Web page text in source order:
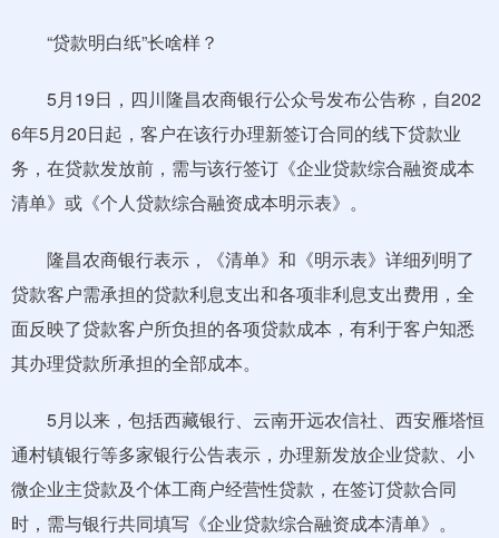
“贷款明白纸”长啥样？
5月19日，四川隆昌农商银行公众号发布公告称，自202
6年5月20日起，客户在该行办理新签订合同的线下贷款业
务，在贷款发放前，需与该行签订《企业贷款综合融资成本
清单》或《个人贷款综合融资成本明示表》。
隆昌农商银行表示，《清单》和《明示表》详细列明了
贷款客户需承担的贷款利息支出和各项非利息支出费用，全
面反映了贷款客户所负担的各项贷款成本，有利于客户知悉
其办理贷款所承担的全部成本。
5月以来，包括西藏银行、云南开远农信社、西安雁塔恒
通村镇银行等多家银行公告表示，办理新发放企业贷款、小
微企业主贷款及个体工商户经营性贷款，在签订贷款合同
时，需与银行共同填写《企业贷款综合融资成本清单》。